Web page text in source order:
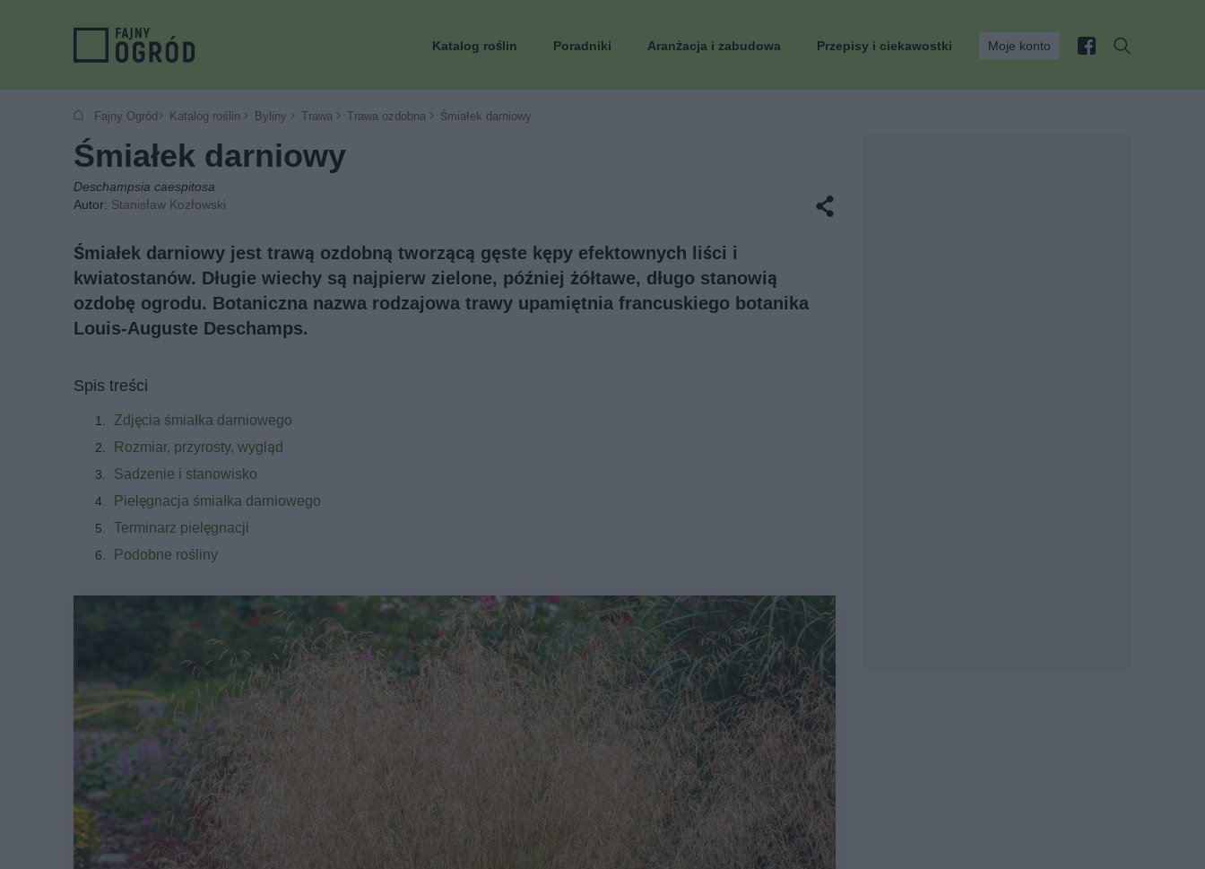
Katalog roślin Poradniki Aranżacja i zabudowa Przepisy i ciekawostki Moje konto
Fajny Ogród Katalog roślin Byliny Trawa Trawa ozdobna Śmiałek darniowy
Śmiałek darniowy
Deschampsia caespitosa
Autor: Stanisław Kozłowski
Śmiałek darniowy jest trawą ozdobną tworzącą gęste kępy efektownych liści i
kwiatostanów. Długie wiechy są najpierw zielone, później żółtawe, długo stanowią
ozdobę ogrodu. Botaniczna nazwa rodzajowa trawy upamiętnia francuskiego botanika
Louis-Auguste Deschamps.
Spis treści
Zdjęcia śmiałka darniowego
Rozmiar, przyrosty, wygląd
Sadzenie i stanowisko
Pielęgnacja śmiałka darniowego
Terminarz pielęgnacji
Podobne rośliny